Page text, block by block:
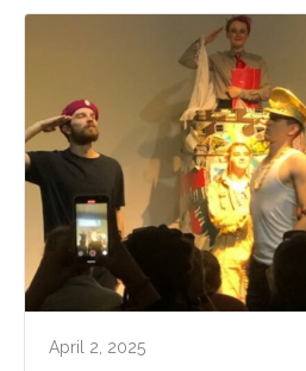
April 2, 2025